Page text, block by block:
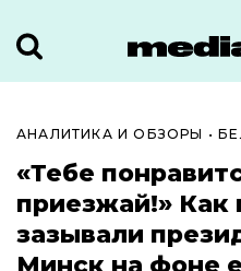
АНАЛИТИКА И ОБЗОРЫ •
«Тебе
приезжай!» Как
зазывали
Минск на фоне